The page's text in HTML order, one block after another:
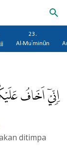
23.
Al-Mu'minūn
اِنِّيْٓ اَخَافُ
ditimpa